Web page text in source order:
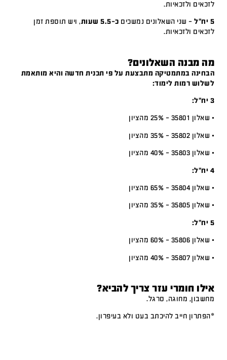
לזכאים ולזכאיות.
5 יח"ל – שני השאלונים נמשכים כ-5.5 שעות
, ויש תוספת זמן
לזכאים ולזכאיות.
מה מבנה השאלונים?
הבחינה במתמטיקה מתבצעת על פי תכנית חדשה והיא מותאמת
לשלוש רמות לימוד:
3 יח”ל:
• שאלון 35801 – 25% מהציון
• שאלון 35802 – 35% מהציון
• שאלון 35803 – 40% מהציון
4 יח”ל:
• שאלון 35804 – 65% מהציון
• שאלון 35805 – 35% מהציון
5 יח”ל:
• שאלון 35806 – 60% מהציון
• שאלון 35807 – 40% מהציון
אילו חומרי עזר צריך להביא?
מחשבון, מחוגה, סרגל.
*הפתרון חייב להיכתב בעט ולא בעיפרון.